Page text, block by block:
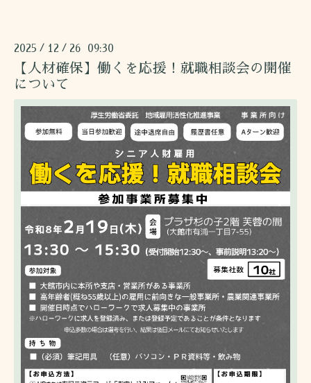
2025 / 12 / 26 09:30
【人材確保】働くを応援！就職相談会の開催
について